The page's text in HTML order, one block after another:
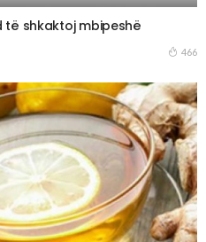
të shkaktoj mbipeshë
466